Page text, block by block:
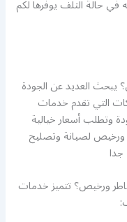
في حالة التلف يوفرها لكم
العديد عن الجودة
التي تقدم خدمات
وتطلب أسعار خيالية
لصيانة وتصليح
جدا
ورخيص؟ تتميز خدمات